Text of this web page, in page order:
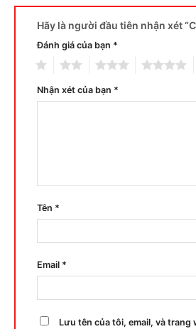
Hãy là người đầu tiên nhận xét
Đánh giá của bạn *
Nhận xét của bạn *
Tên *
Email *
Lưu tên của tôi, email, và trang